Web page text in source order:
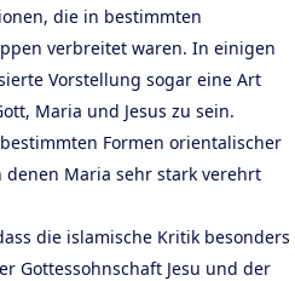
die in bestimmten
verbreitet waren. In einigen
Vorstellung sogar eine Art
Maria und Jesus zu sein.
Formen orientalischer
Maria sehr stark verehrt
die islamische Kritik besonders
Gottessohnschaft Jesu und der